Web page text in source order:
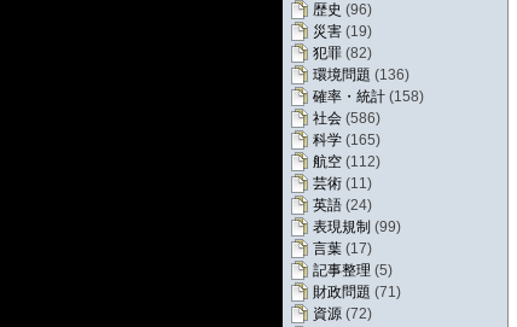
歴史 (96)
災害 (19)
犯罪 (82)
環境問題 (136)
確率・統計 (158)
社会 (586)
科学 (165)
航空 (112)
芸術 (11)
英語 (24)
表現規制 (99)
言葉 (17)
記事整理 (5)
財政問題 (71)
資源 (72)